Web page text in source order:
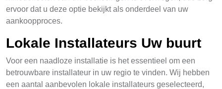
ervoor dat u deze optie bekijkt als onderdeel van uw
aankoopproces.
Lokale Installateurs Uw buurt
Voor een naadloze installatie is het essentieel om een
betrouwbare installateur in uw regio te vinden. Wij hebben
een aantal aanbevolen lokale installateurs geselecteerd,